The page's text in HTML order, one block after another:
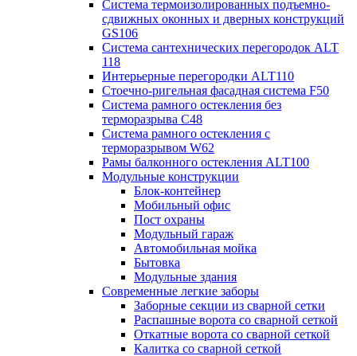
Система термоизолированных подъемно-
сдвижных оконных и дверных конструкций
GS106
Система сантехнических перегородок ALT
118
Интерьерные перегородки ALT110
Стоечно-ригельная фасадная система F50
Система рамного остекления без
терморазрыва C48
Система рамного остекления с
терморазрывом W62
Рамы балконного остекления ALT100
Модульные конструкции
Блок-контейнер
Мобильный офис
Пост охраны
Модульный гараж
Автомобильная мойка
Бытовка
Модульные здания
Современные легкие заборы
Заборные секции из сварной сетки
Распашные ворота со сварной сеткой
Откатные ворота со сварной сеткой
Калитка со сварной сеткой